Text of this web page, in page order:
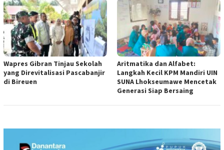
Wapres Gibran Tinjau Sekolah
yang Direvitalisasi Pascabanjir
di Bireuen
Aritmatika dan Alfabet:
Langkah Kecil KPM Mandiri UIN
SUNA Lhokseumawe Mencetak
Generasi Siap Bersaing